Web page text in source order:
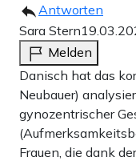
Antworten
Sara Stern
Melden
Danisch hat das
Neubauer)
gynozentrischer
Frauen, die dank